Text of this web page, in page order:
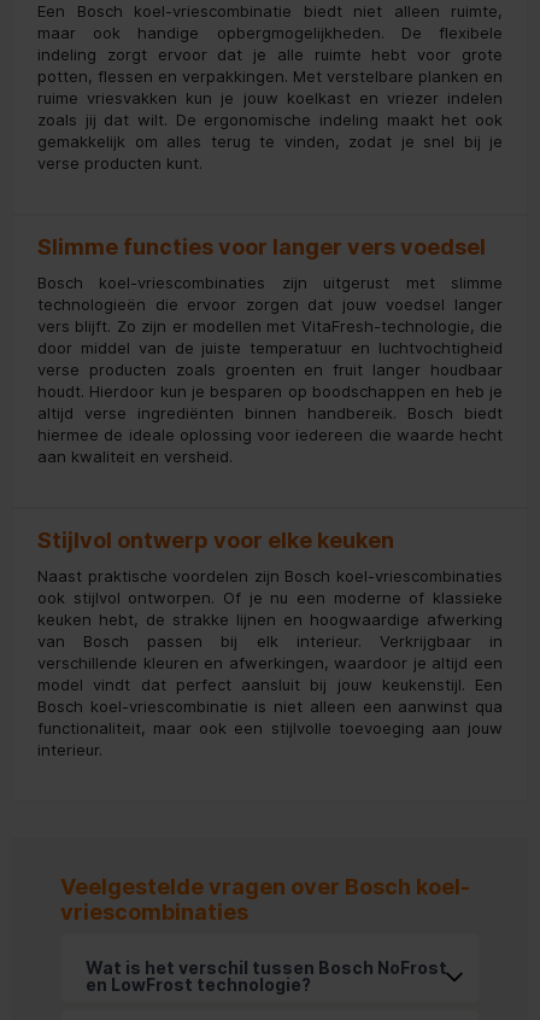
Een Bosch koel-vriescombinatie biedt niet alleen ruimte,
maar ook handige opbergmogelijkheden. De flexibele
indeling zorgt ervoor dat je alle ruimte hebt voor grote
potten, flessen en verpakkingen. Met verstelbare planken en
ruime vriesvakken kun je jouw koelkast en vriezer indelen
zoals jij dat wilt. De ergonomische indeling maakt het ook
gemakkelijk om alles terug te vinden, zodat je snel bij je
verse producten kunt.
Slimme functies voor langer vers voedsel
Bosch koel-vriescombinaties zijn uitgerust met slimme
technologieën die ervoor zorgen dat jouw voedsel langer
vers blijft. Zo zijn er modellen met VitaFresh-technologie, die
door middel van de juiste temperatuur en luchtvochtigheid
verse producten zoals groenten en fruit langer houdbaar
houdt. Hierdoor kun je besparen op boodschappen en heb je
altijd verse ingrediënten binnen handbereik. Bosch biedt
hiermee de ideale oplossing voor iedereen die waarde hecht
aan kwaliteit en versheid.
Stijlvol ontwerp voor elke keuken
Naast praktische voordelen zijn Bosch koel-vriescombinaties
ook stijlvol ontworpen. Of je nu een moderne of klassieke
keuken hebt, de strakke lijnen en hoogwaardige afwerking
van Bosch passen bij elk interieur. Verkrijgbaar in
verschillende kleuren en afwerkingen, waardoor je altijd een
model vindt dat perfect aansluit bij jouw keukenstijl. Een
Bosch koel-vriescombinatie is niet alleen een aanwinst qua
functionaliteit, maar ook een stijlvolle toevoeging aan jouw
interieur.
Veelgestelde vragen over Bosch koel-
vriescombinaties
Wat is het verschil tussen Bosch NoFrost
en LowFrost technologie?